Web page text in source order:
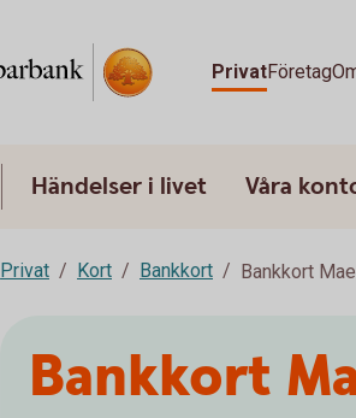
PrivatFöretag
Händelser i livet Våra
Privat Kort Bankkort Bankkort
Bankkort